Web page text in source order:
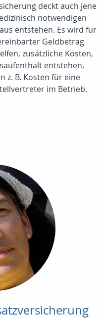
deckt auch jene
notwendigen
entstehen. Es wird für
Geldbetrag
zusätzliche Kosten,
entstehen,
z. B. Kosten für eine
im Betrieb.